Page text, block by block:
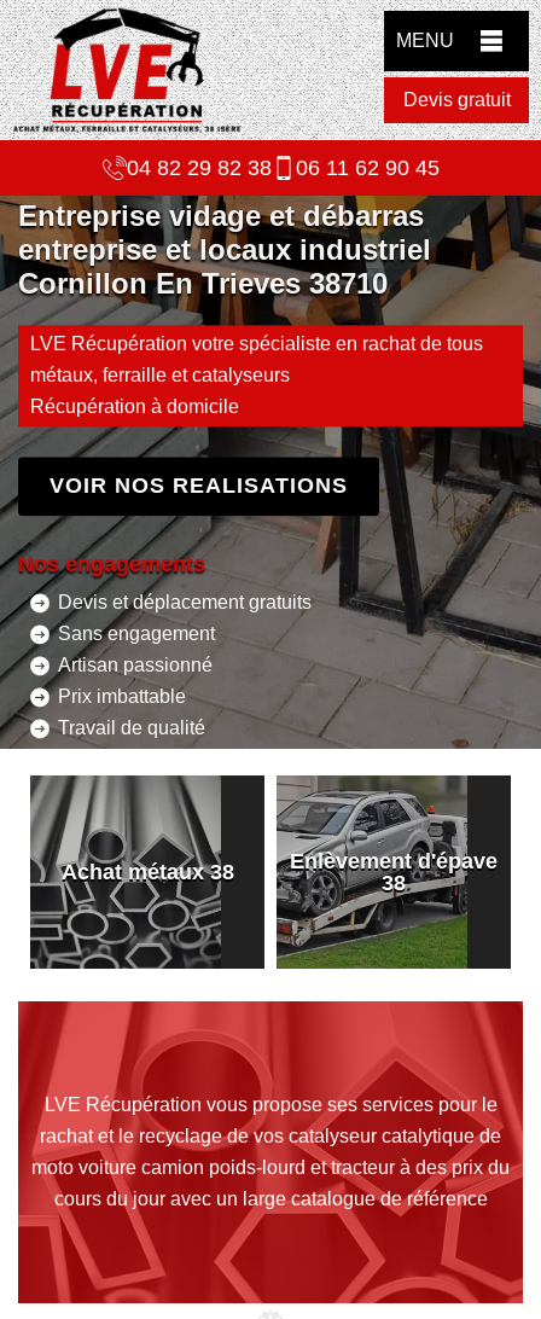
MENU
Devis gratuit
04 82 29 82 38 06 11 62 90 45
Entreprise vidage et débarras
entreprise et locaux industriel
Cornillon En Trieves 38710
LVE Récupération votre spécialiste en rachat de tous
métaux, ferraille et catalyseurs
Récupération à domicile
VOIR NOS REALISATIONS
Nos engagements
Devis et déplacement gratuits
Sans engagement
Artisan passionné
Prix imbattable
Travail de qualité
Achat métaux 38
Enlèvement d'épave
38
LVE Récupération vous propose ses services pour le
rachat et le recyclage de vos catalyseur catalytique de
moto voiture camion poids-lourd et tracteur à des prix du
cours du jour avec un large catalogue de référence